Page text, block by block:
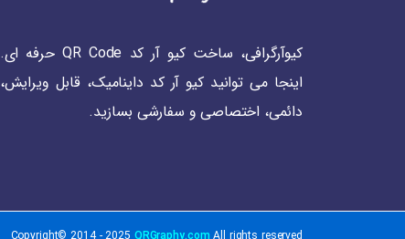
کیوآرگرافی، ساخت کیو آر کد QR Code حرفه ای.
اینجا می توانید کیو آر کد داینامیک، قابل ویرایش،
دائمی، اختصاصی و سفارشی بسازید.